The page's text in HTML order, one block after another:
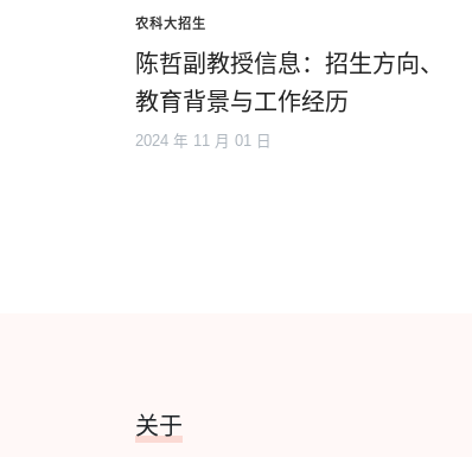
农科大招生
陈哲副教授信息：招生方向、
教育背景与工作经历
2024 年 11 月 01 日
关于